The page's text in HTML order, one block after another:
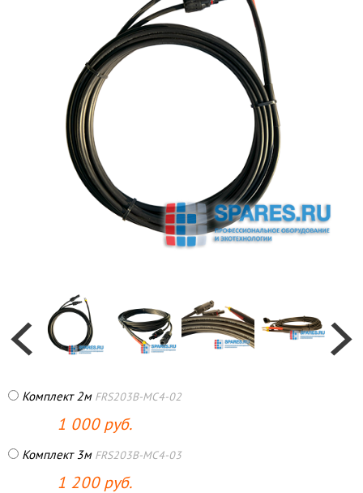
Комплект 2м FRS203B-MC4-02
1 000 руб.
Комплект 3м FRS203B-MC4-03
1 200 руб.